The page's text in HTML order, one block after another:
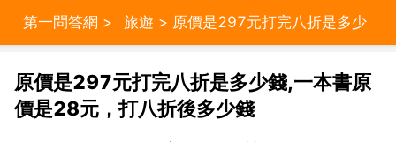
第一問答網 > 旅遊 > 原價是297元打完八折是多少
錢,一本書原價是28元，打八折後多少錢
原價是297元打完八折是多少錢,一本書原
價是28元，打八折後多少錢